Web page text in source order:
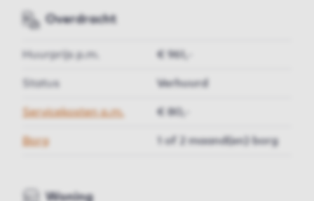
Overdracht
Huurprijs p.m. € 961,-
Status Verhuurd
Servicekosten p.m. € 80,-
Borg 1 of 2 maand(en) borg
Woning